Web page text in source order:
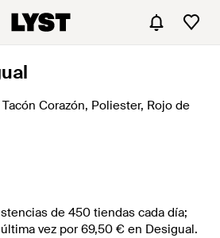
Corazón, Poliester, Rojo de
de 450 tiendas cada día;
vez por 69,50 € en Desigual.